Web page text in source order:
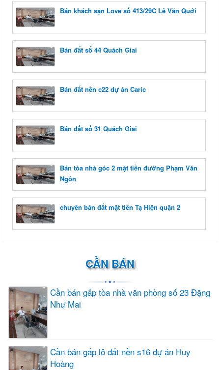
Bán khách sạn Love số 413/29C Lê Văn Quới
Bán đất số 44 Quách Giai
Bán đất nền c22 dự án Caric
Bán đất số 31 Quách Giai
Bán tòa nhà góc 2 mặt tiền đường Phạm Văn
Ngôn
chuyên bán đất mặt tiền Tạ Hiện quận 2
CẦN BÁN
Cần bán gấp tòa nhà văn phòng số 23 Đặng
Như Mai
Cần bán gấp lô đất nền s16 dự án Huy
Hoàng